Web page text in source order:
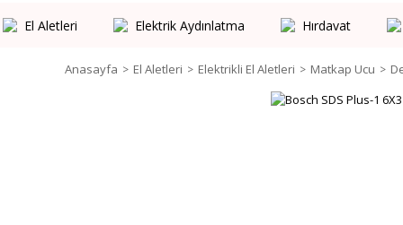
El Aletleri Elektrik Aydınlatma Hırdavat
Anasayfa El Aletleri Elektrikli El Aletleri Matkap Ucu